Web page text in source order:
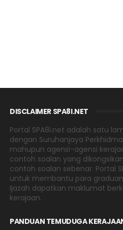
DISCLAIMER SPA8I.NET
Portal SPA8i.net adalah satu
dengan Suruhanjaya
mahupun agensi-agensi
contoh soalan yang
contoh soalan sebenar. Portal
untuk membantu para
Ijazah dapatkan maklumat
kerajaan.
PANDUAN TEMUDUGA